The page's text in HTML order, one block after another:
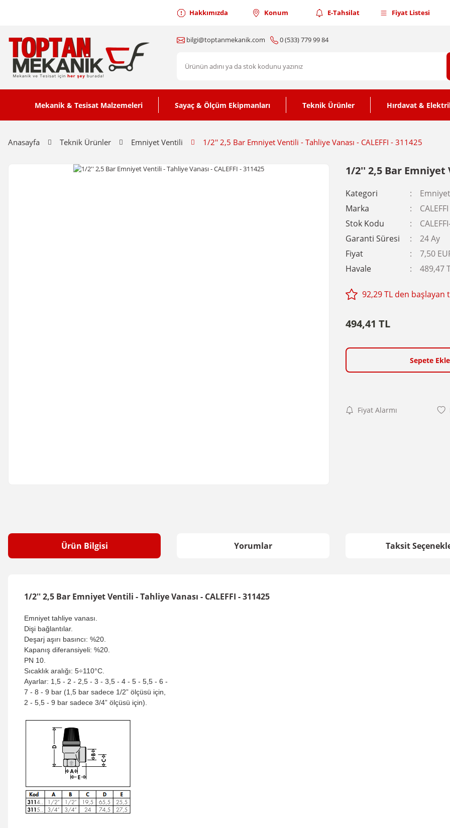
Hakkımızda Konum E-Tahsilat Fiyat Listesi
bilgi@toptanmekanik.com 0 (533) 779 99 84
Mekanik & Tesisat Malzemeleri Sayaç & Ölçüm Ekipmanları Teknik Ürünler Hırdavat &
Anasayfa Teknik Ürünler Emniyet Ventili 1/2'' 2,5 Bar Emniyet Ventili - Tahliye Vanası - CALEFFI - 311425
1/2'' 2,5 Bar Emniyet
Kategori
Marka
CALEFFI
Stok Kodu
Garanti Süresi
24 Ay
Fiyat
7,50
Havale
489,47
92,29 TL den başlayan
494,41 TL
Sepete Ekle
Fiyat Alarmı
Ürün Bilgisi Yorumlar Taksit
1/2'' 2,5 Bar Emniyet Ventili - Tahliye Vanası - CALEFFI - 311425
Emniyet tahliye vanası.
Dişi bağlantılar.
Deşarj aşırı basıncı: %20.
Kapanış diferansiyeli: %20.
PN 10.
Sıcaklık aralığı: 5÷110°C.
Ayarlar: 1,5 - 2 - 2,5 - 3 - 3,5 - 4 - 5 - 5,5 - 6 -
7 - 8 - 9 bar (1,5 bar sadece 1/2” ölçüsü için,
2 - 5,5 - 9 bar sadece 3/4” ölçüsü için).